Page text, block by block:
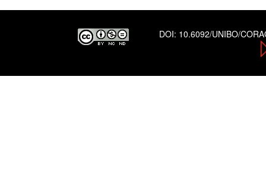
DOI: 10.6092/UNIBO/